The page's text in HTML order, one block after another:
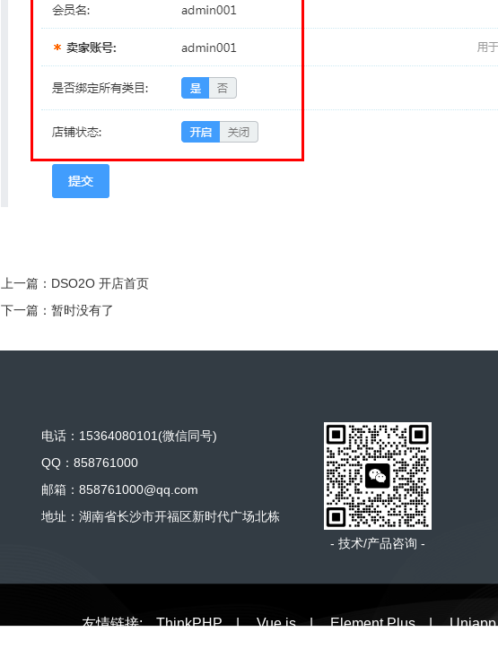
上一篇： DSO2O 开店首页
下一篇：暂时没有了
电话：15364080101(微信同号)
QQ：858761000
邮箱：858761000@qq.com
地址：湖南省长沙市开福区新时代广场北栋
- 技术/产品咨询 -
友情链接: ThinkPHP | Vue.js | Element Plus | Uniapp